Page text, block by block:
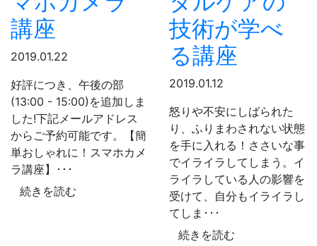
講座
2019.01.22
好評につき、午後の部
(13:00 - 15:00)を追加しま
した!下記メールアドレス
からご予約可能です。【簡
単おしゃれに！スマホカメ
ラ講座】･･･
続きを読む
技術が学べ
る講座
2019.01.12
怒りや不安にしばられた
り、ふりまわされない状態
を手に入れる！ささいな事
でイライラしてしまう。イ
ライラしている人の影響を
受けて、自分もイライラし
てしま･･･
続きを読む